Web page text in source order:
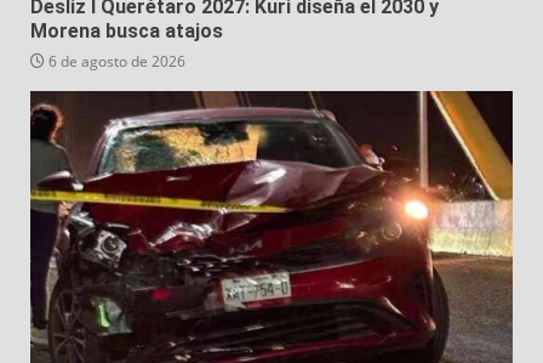
Desliz I Querétaro 2027: Kuri diseña el 2030 y
Morena busca atajos
6 de agosto de 2026